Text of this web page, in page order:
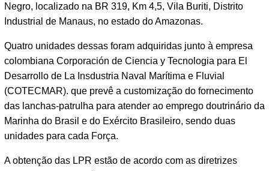
Negro, localizado na BR 319, Km 4,5, Vila Buriti, Distrito
Industrial de Manaus, no estado do Amazonas.
Quatro unidades dessas foram adquiridas junto à empresa
colombiana Corporación de Ciencia y Tecnologia para El
Desarrollo de La Insdustria Naval Marítima e Fluvial
(COTECMAR). que prevê a customização do fornecimento
das lanchas-patrulha para atender ao emprego doutrinário da
Marinha do Brasil e do Exército Brasileiro, sendo duas
unidades para cada Força.
A obtenção das LPR estão de acordo com as diretrizes